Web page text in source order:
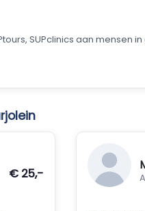
SUPclinics aan mensen
€ 25,-